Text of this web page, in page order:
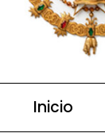
Inicio